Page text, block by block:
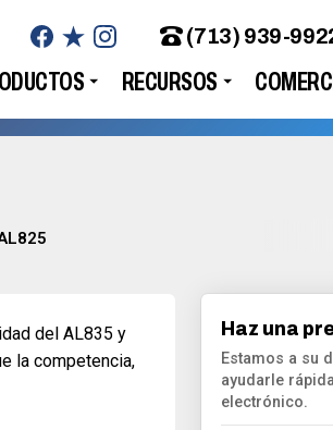
RECURSOS
(713) 939-
del AL835 y
la competencia,
Haz una
Estamos a su
ayudarle
electrónico.